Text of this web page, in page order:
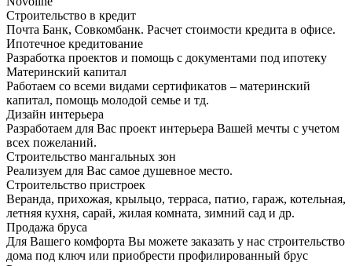
Строительство в кредит
Почта Банк, Совкомбанк. Расчет стоимости кредита в офисе.
Ипотечное кредитование
Разработка проектов и помощь с документами под ипотеку
Материнский капитал
Работаем со всеми видами сертификатов – материнский
капитал, помощь молодой семье и тд.
Дизайн интерьера
Разработаем для Вас проект интерьера Вашей мечты с учетом
всех пожеланий.
Строительство мангальных зон
Реализуем для Вас самое душевное место.
Строительство пристроек
Веранда, прихожая, крыльцо, терраса, патио, гараж, котельная,
летняя кухня, сарай, жилая комната, зимний сад и др.
Продажа бруса
Для Вашего комфорта Вы можете заказать у нас строительство
дома под ключ или приобрести профилированный брус